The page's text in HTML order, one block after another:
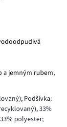
a jemným rubem,
Podšívka:
33%
polyester;